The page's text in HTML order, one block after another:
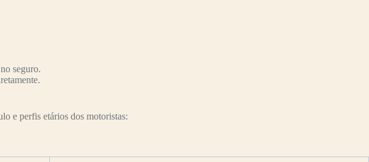
seguro.
e perfis etários dos motoristas: